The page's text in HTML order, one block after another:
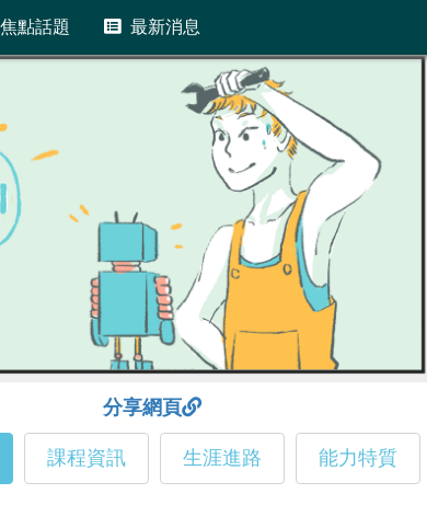
焦點話題 最新消息
分享網頁
課程資訊 生涯進路 能力特質